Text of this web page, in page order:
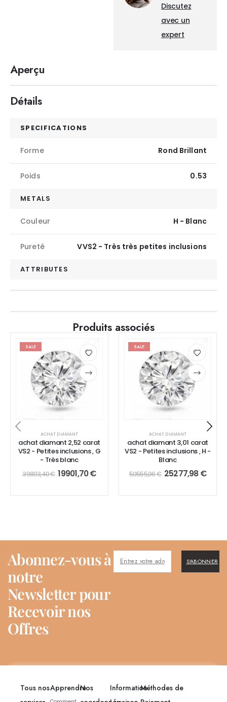
Discutez
avec un
expert
Aperçu
Détails
SPECIFICATIONS
Forme Rond Brillant
Poids 0.53
METALS
Couleur H - Blanc
Pureté VVS2 - Très très petites inclusions
ATTRIBUTES
Produits associés
SALE
ACHAT DIAMANT
achat diamant 2,52 carat
VS2 - Petites inclusions , G
- Très blanc
39803,40€ 19901,70€
SALE
ACHAT DIAMANT
achat diamant 3,01 carat
VS2 - Petites inclusions , H -
Blanc
50555,96€ 25277,98€
Abonnez-vous à
notre
Newsletter pour
Recevoir nos
Offres
S'ABONNER
Tous nosApprendreNos
InformationMéthodes de